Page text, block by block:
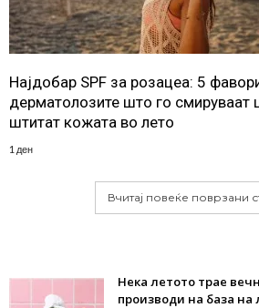
Најдобар SPF за розацеа: 5
дерматолозите што го смируваат
штитат кожата во лето
1 ден
Вчитај повеќе поврзани
Нека летото трае
производи на база на